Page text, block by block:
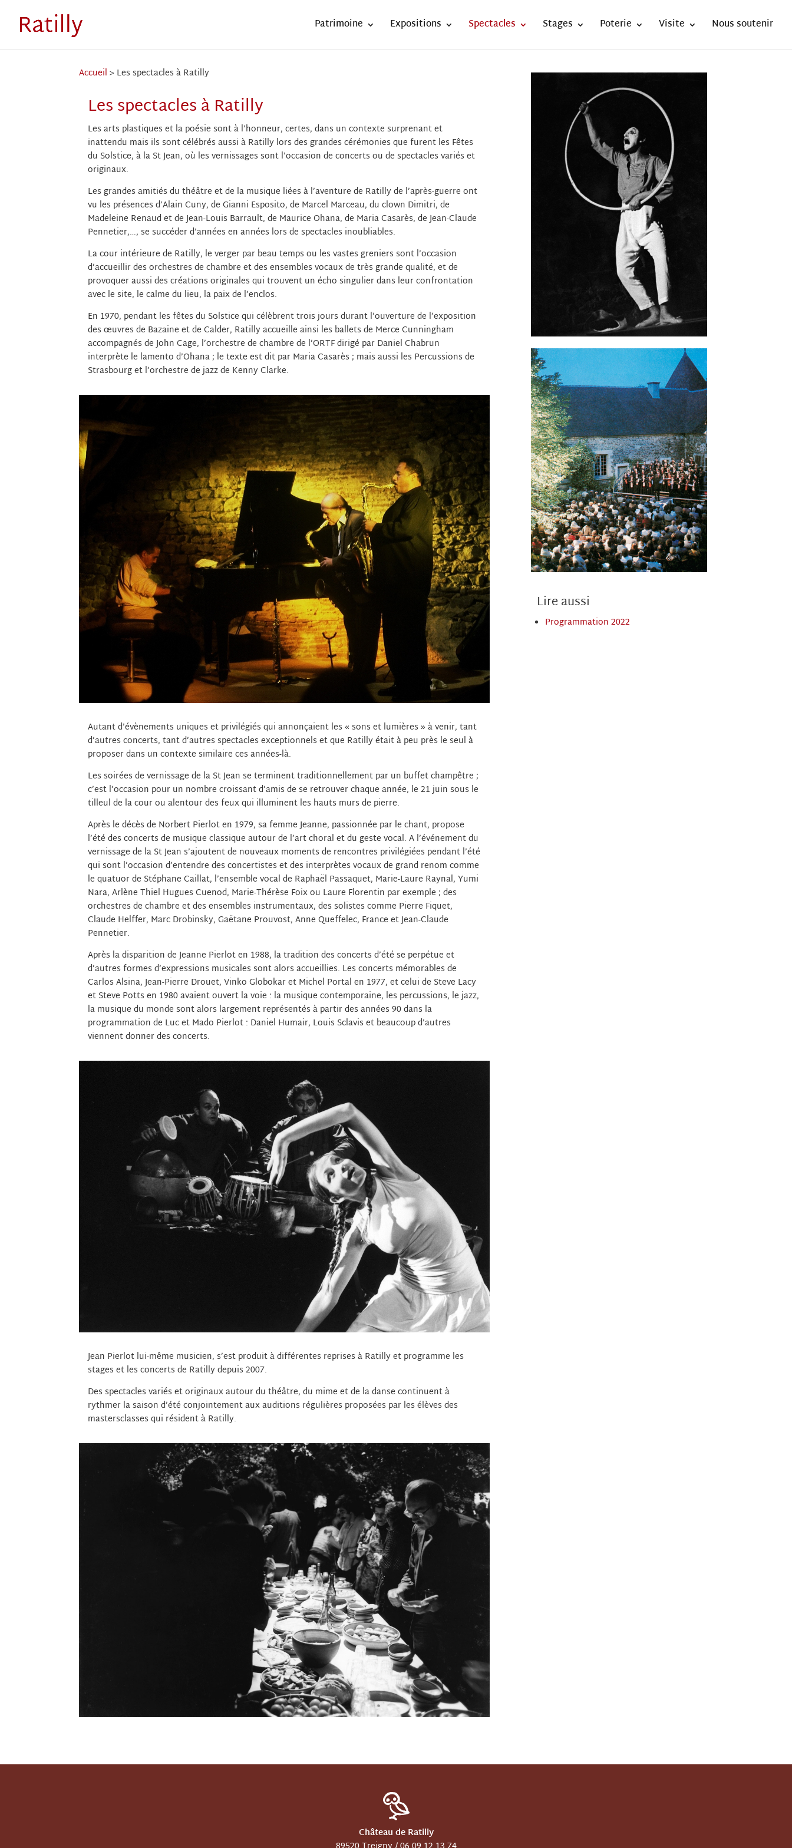
Patrimoine Expositions Spectacles Stages Poterie Visite Nous soutenir
Accueil > Les spectacles à Ratilly
Les spectacles à Ratilly
Les arts plastiques et la poésie sont à l’honneur, certes, dans un contexte surprenant et
inattendu mais ils sont célébrés aussi à Ratilly lors des grandes cérémonies que furent les Fêtes
du Solstice, à la St Jean, où les vernissages sont l’occasion de concerts ou de spectacles variés et
originaux.
Les grandes amitiés du théâtre et de la musique liées à l’aventure de Ratilly de l’après-guerre ont
vu les présences d’Alain Cuny, de Gianni Esposito, de Marcel Marceau, du clown Dimitri, de
Madeleine Renaud et de Jean-Louis Barrault, de Maurice Ohana, de Maria Casarès, de Jean-Claude
Pennetier,…, se succéder d’années en années lors de spectacles inoubliables.
La cour intérieure de Ratilly, le verger par beau temps ou les vastes greniers sont l’occasion
d’accueillir des orchestres de chambre et des ensembles vocaux de très grande qualité, et de
provoquer aussi des créations originales qui trouvent un écho singulier dans leur confrontation
avec le site, le calme du lieu, la paix de l’enclos.
En 1970, pendant les fêtes du Solstice qui célèbrent trois jours durant l’ouverture de l’exposition
des œuvres de Bazaine et de Calder, Ratilly accueille ainsi les ballets de Merce Cunningham
accompagnés de John Cage, l’orchestre de chambre de l’ORTF dirigé par Daniel Chabrun
interprète le lamento d’Ohana ; le texte est dit par Maria Casarès ; mais aussi les Percussions de
Strasbourg et l’orchestre de jazz de Kenny Clarke.
Autant d’évènements uniques et privilégiés qui annonçaient les « sons et lumières » à venir, tant
d’autres concerts, tant d’autres spectacles exceptionnels et que Ratilly était à peu près le seul à
proposer dans un contexte similaire ces années-là.
Les soirées de vernissage de la St Jean se terminent traditionnellement par un buffet champêtre ;
c’est l’occasion pour un nombre croissant d’amis de se retrouver chaque année, le 21 juin sous le
tilleul de la cour ou alentour des feux qui illuminent les hauts murs de pierre.
Après le décès de Norbert Pierlot en 1979, sa femme Jeanne, passionnée par le chant, propose
l’été des concerts de musique classique autour de l’art choral et du geste vocal. A l’événement du
vernissage de la St Jean s’ajoutent de nouveaux moments de rencontres privilégiées pendant l’été
qui sont l’occasion d’entendre des concertistes et des interprètes vocaux de grand renom comme
le quatuor de Stéphane Caillat, l’ensemble vocal de Raphaël Passaquet, Marie-Laure Raynal, Yumi
Nara, Arlène Thiel Hugues Cuenod, Marie-Thérèse Foix ou Laure Florentin par exemple ; des
orchestres de chambre et des ensembles instrumentaux, des solistes comme Pierre Fiquet,
Claude Helffer, Marc Drobinsky, Gaëtane Prouvost, Anne Queffelec, France et Jean-Claude
Pennetier.
Après la disparition de Jeanne Pierlot en 1988, la tradition des concerts d’été se perpétue et
d’autres formes d’expressions musicales sont alors accueillies. Les concerts mémorables de
Carlos Alsina, Jean-Pierre Drouet, Vinko Globokar et Michel Portal en 1977, et celui de Steve Lacy
et Steve Potts en 1980 avaient ouvert la voie : la musique contemporaine, les percussions, le jazz,
la musique du monde sont alors largement représentés à partir des années 90 dans la
programmation de Luc et Mado Pierlot : Daniel Humair, Louis Sclavis et beaucoup d’autres
viennent donner des concerts.
Jean Pierlot lui-même musicien, s’est produit à différentes reprises à Ratilly et programme les
stages et les concerts de Ratilly depuis 2007.
Des spectacles variés et originaux autour du théâtre, du mime et de la danse continuent à
rythmer la saison d’été conjointement aux auditions régulières proposées par les élèves des
mastersclasses qui résident à Ratilly.
Lire aussi
Programmation 2022
Château de Ratilly